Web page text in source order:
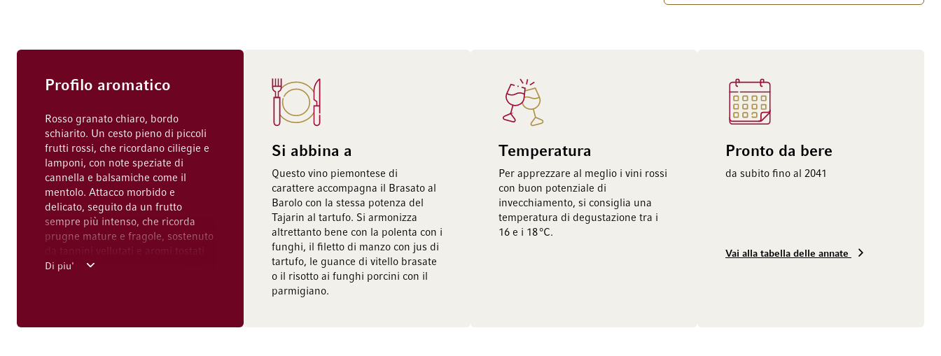
Profilo aromatico
Rosso granato chiaro, bordo
schiarito. Un cesto pieno di piccoli
frutti rossi, che ricordano ciliegie e
lamponi, con note speziate di
cannella e balsamiche come il
mentolo. Attacco morbido e
delicato, seguito da un frutto
sempre più intenso, che ricorda
prugne mature e fragole, sostenuto
da tannini vellutati e aromi tostati
discreti, con l’aggiunta di una
Di piu'
Si abbina a
Questo vino piemontese di
carattere accompagna il Brasato al
Barolo con la stessa potenza del
Tajarin al tartufo. Si armonizza
altrettanto bene con la polenta con i
funghi, il filetto di manzo con jus di
tartufo, le guance di vitello brasate
o il risotto ai funghi porcini con il
parmigiano.
Temperatura
Per apprezzare al meglio i vini rossi
con buon potenziale di
invecchiamento, si consiglia una
temperatura di degustazione tra i
16 e i 18 °C.
Pronto da bere
da subito fino al 2041
Vai alla tabella delle annate